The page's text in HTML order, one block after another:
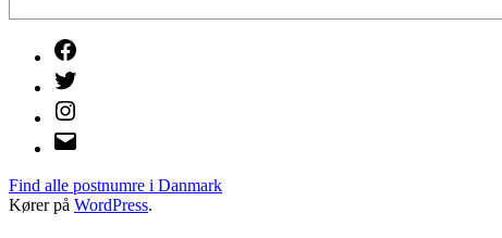
Find alle postnumre i Danmark
Kører på WordPress.